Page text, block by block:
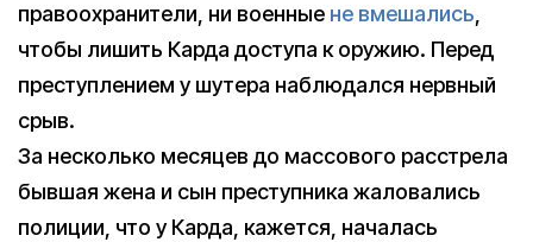
правоохранители, ни военные не вмешались,
чтобы лишить Карда доступа к оружию. Перед
преступлением у шутера наблюдался нервный
срыв.
За несколько месяцев до массового расстрела
бывшая жена и сын преступника жаловались
полиции, что у Карда, кажется, началась